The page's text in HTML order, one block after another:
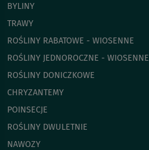
BYLINY
TRAWY
ROŚLINY RABATOWE - WIOSENNE
ROŚLINY JEDNOROCZNE - WIOSENNE
ROŚLINY DONICZKOWE
CHRYZANTEMY
POINSECJE
ROŚLINY DWULETNIE
NAWOZY